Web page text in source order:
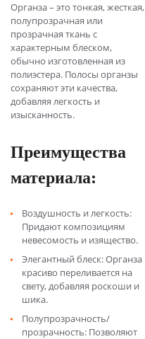
Органза – это тонкая, жесткая,
полупрозрачная или
прозрачная ткань с
характерным блеском,
обычно изготовленная из
полиэстера. Полосы органзы
сохраняют эти качества,
добавляя легкость и
изысканность.
Преимущества
материала:
Воздушность и легкость:
Придают композициям
невесомость и изящество.
Элегантный блеск: Органза
красиво переливается на
свету, добавляя роскоши и
шика.
Полупрозрачность/
прозрачность: Позволяют